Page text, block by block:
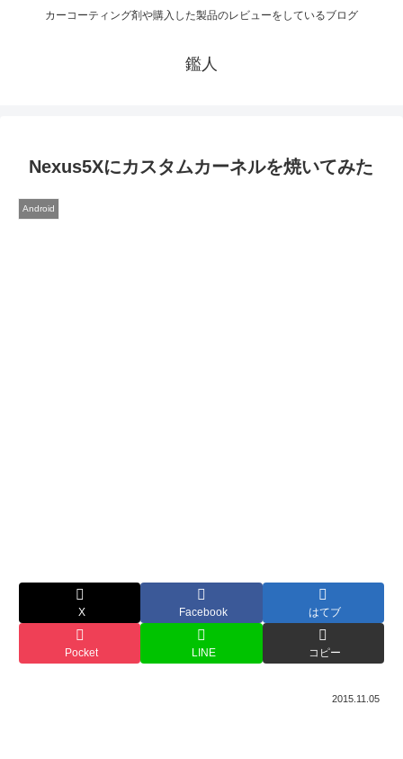
カーコーティング剤や購入した製品のレビューをしているブログ
鑑人
Nexus5Xにカスタムカーネルを焼いてみた
Android
X Facebook はてブ
Pocket LINE コピー
2015.11.05